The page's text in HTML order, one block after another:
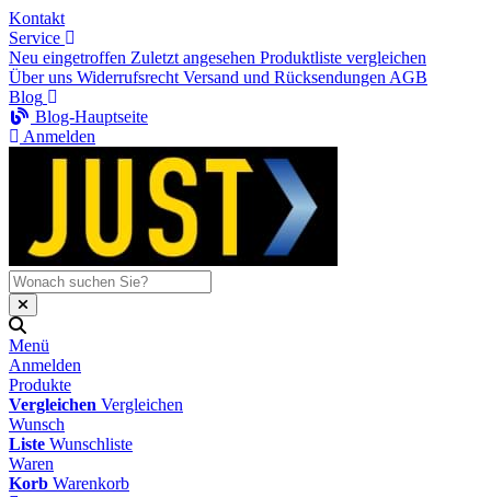
Kontakt
Service
Neu eingetroffen Zuletzt angesehen Produktliste vergleichen
Über uns Widerrufsrecht Versand und Rücksendungen AGB
Blog
Blog-Hauptseite
Anmelden
Menü
Anmelden
Produkte
Vergleichen Vergleichen
Wunsch
Liste Wunschliste
Waren
Korb Warenkorb